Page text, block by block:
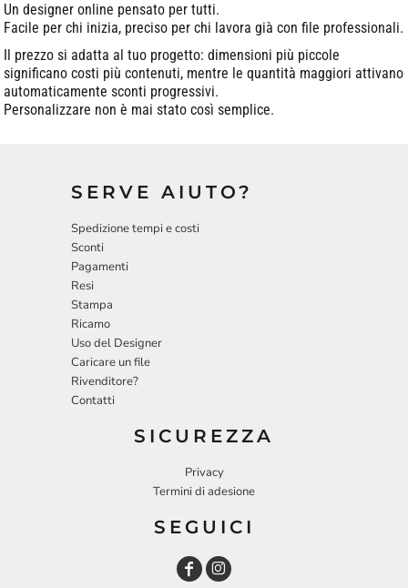
Un designer online pensato per tutti.
Facile per chi inizia, preciso per chi lavora già con file professionali.
Il prezzo si adatta al tuo progetto: dimensioni più piccole
significano costi più contenuti, mentre le quantità maggiori attivano
automaticamente sconti progressivi.
Personalizzare non è mai stato così semplice.
SERVE AIUTO?
Spedizione tempi e costi
Sconti
Pagamenti
Resi
Stampa
Ricamo
Uso del Designer
Caricare un file
Rivenditore?
Contatti
SICUREZZA
Privacy
Termini di adesione
SEGUICI